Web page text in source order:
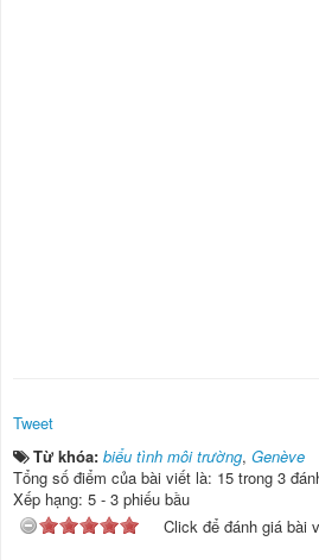
Tweet
Từ khóa: biểu tình môi trường, Genève
Tổng số điểm của bài viết là: 15 trong 3
Xếp hạng: 5 - 3 phiếu bầu
Click để đánh giá bài